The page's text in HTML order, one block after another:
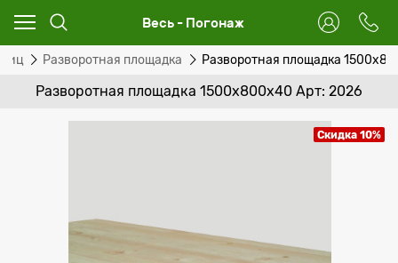
Весь - Погонаж
Разворотная площадка Разворотная площадка
Разворотная площадка 1500х800х40 Арт: 2026
Скидка 10%